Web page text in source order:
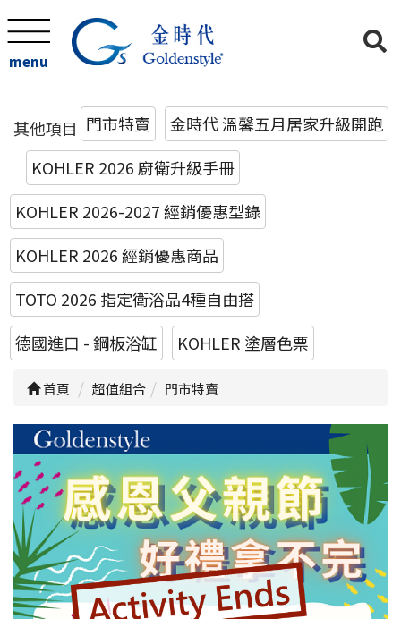
menu
其他項目 門市特賣
金時代 溫馨五月居家升級開跑
KOHLER 2026 廚衛升級手冊
KOHLER 2026-2027 經銷優惠型錄
KOHLER 2026 經銷優惠商品
TOTO 2026 指定衛浴品4種自由搭
德國進口 - 鋼板浴缸
KOHLER 塗層色票
首頁 超值組合 門市特賣